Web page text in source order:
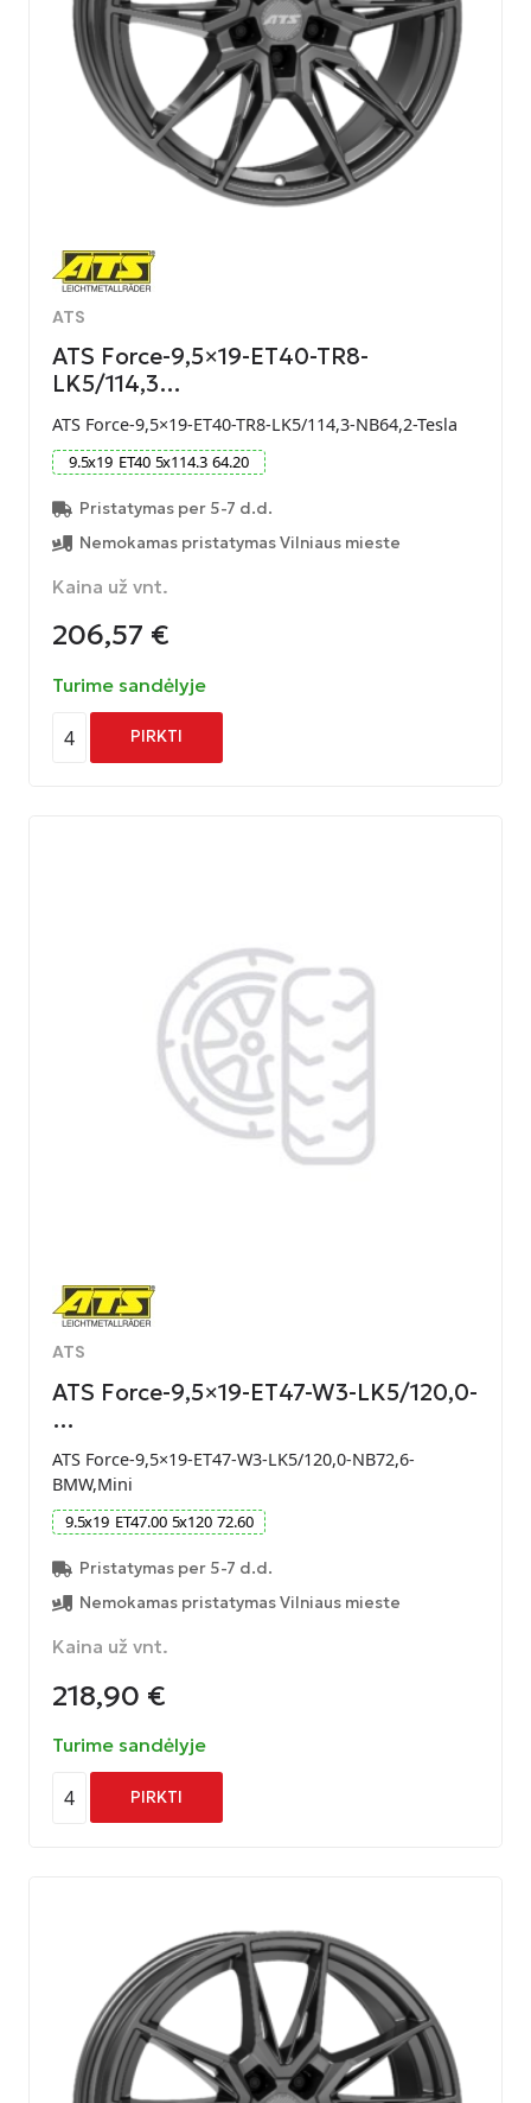
ATS
ATS Force-9,5×19-ET40-TR8-
LK5/114,3…
ATS Force-9,5×19-ET40-TR8-LK5/114,3-NB64,2-Tesla
9.5x19 ET40 5x114.3 64.20
Pristatymas per 5-7 d.d.
Nemokamas pristatymas Vilniaus mieste
Kaina už vnt.
206,57 €
Turime sandėlyje
4 PIRKTI
ATS
ATS Force-9,5×19-ET47-W3-LK5/120,0-
…
ATS Force-9,5×19-ET47-W3-LK5/120,0-NB72,6-
BMW,Mini
9.5x19 ET47.00 5x120 72.60
Pristatymas per 5-7 d.d.
Nemokamas pristatymas Vilniaus mieste
Kaina už vnt.
218,90 €
Turime sandėlyje
4 PIRKTI